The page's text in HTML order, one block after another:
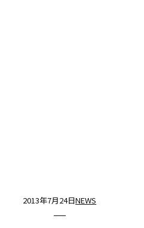
2013年7月24日NEWS